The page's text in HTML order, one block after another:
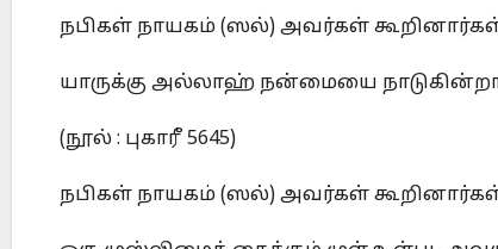
நபிகள் நாயகம் (ஸல்) அவர்கள்
யாருக்கு அல்லாஹ் நன்மையை
(நூல் : புகாரீ 5645)
நபிகள் நாயகம் (ஸல்) அவர்கள்